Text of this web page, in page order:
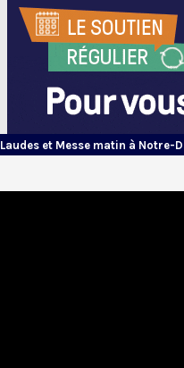
Laudes et Messe matin à Notre-